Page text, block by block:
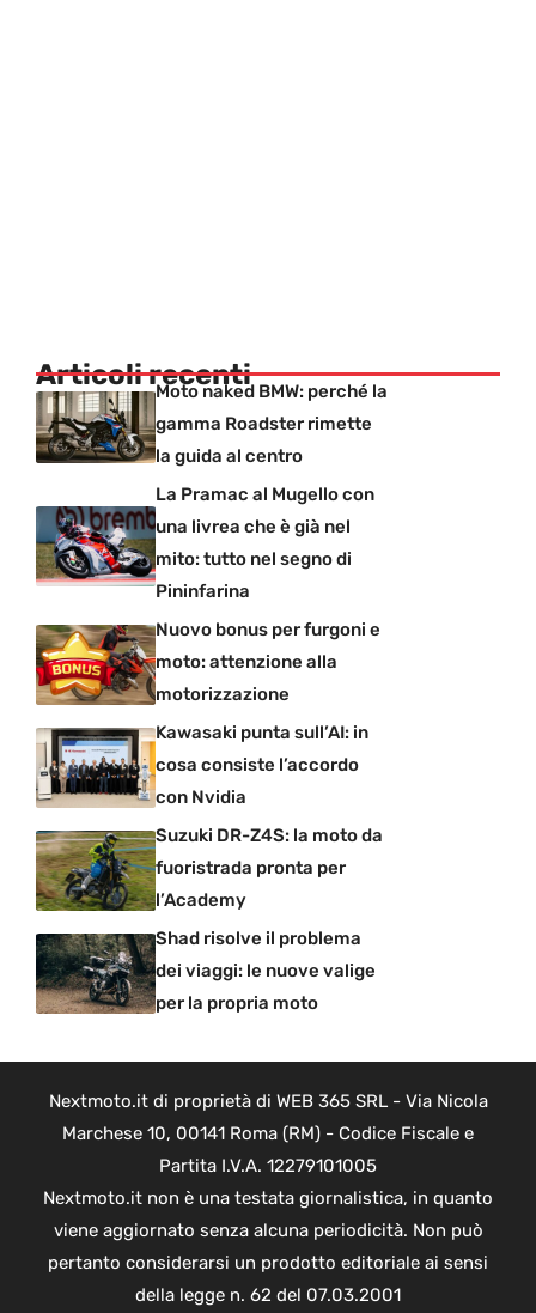
Articoli recentiMoto naked BMW: perché la
gamma Roadster rimette
la guida al centro
La Pramac al Mugello con
una livrea che è già nel
mito: tutto nel segno di
Pininfarina
Nuovo bonus per furgoni e
moto: attenzione alla
motorizzazione
Kawasaki punta sull’AI: in
cosa consiste l’accordo
con Nvidia
Suzuki DR-Z4S: la moto da
fuoristrada pronta per
l’Academy
Shad risolve il problema
dei viaggi: le nuove valige
per la propria moto
Nextmoto.it di proprietà di WEB 365 SRL - Via Nicola
Marchese 10, 00141 Roma (RM) - Codice Fiscale e
Partita I.V.A. 12279101005
Nextmoto.it non è una testata giornalistica, in quanto
viene aggiornato senza alcuna periodicità. Non può
pertanto considerarsi un prodotto editoriale ai sensi
della legge n. 62 del 07.03.2001